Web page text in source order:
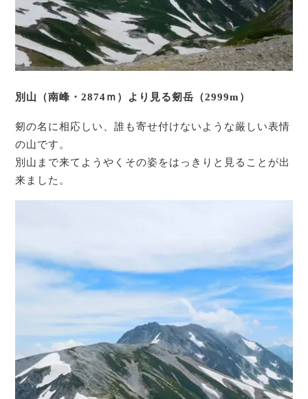
別山（南峰・2874ｍ）より見る剱岳（2999m）
剱の名に相応しい、誰も寄せ付けないような厳しい表情
の山です。
別山まで来てようやくその姿をはっきりと見ることが出
来ました。